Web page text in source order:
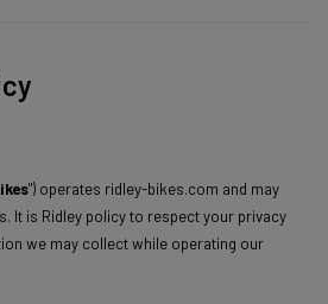
") operates ridley-bikes.com and may
It is Ridley policy to respect your privacy
we may collect while operating our